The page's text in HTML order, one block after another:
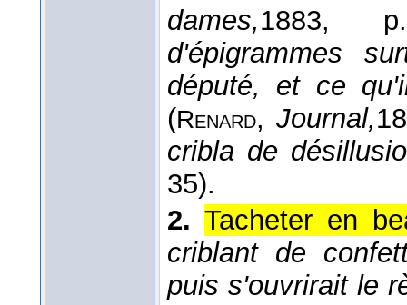
dames,1883, p.
d'épigrammes
député, et ce
(Renard, Journal,
cribla de
35).
2. Tacheter en
criblant de
puis s'ouvrirait le